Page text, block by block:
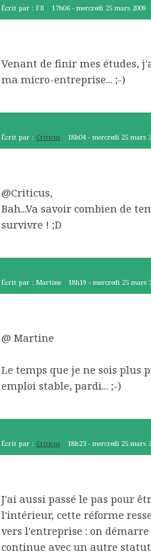
Écrit par : FB 17h06 -mercredi 25 mars 2009
Venant de finir mes études,
ma micro-entreprise... ;-)
Écrit par : Criticus 18h04 -mercredi 25 mars
@Criticus,
Bah...Va savoir combien de
survivre ! ;D
Écrit par : Martine 18h19 -mercredi 25 mars
@ Martine
Le temps que je ne sois plus
emploi stable, pardi... ;-)
Écrit par : Criticus 18h23 -mercredi 25 mars
J'ai aussi passé le pas pour
l'intérieur, cette réforme
vers l'entreprise : on
continue avec un autre